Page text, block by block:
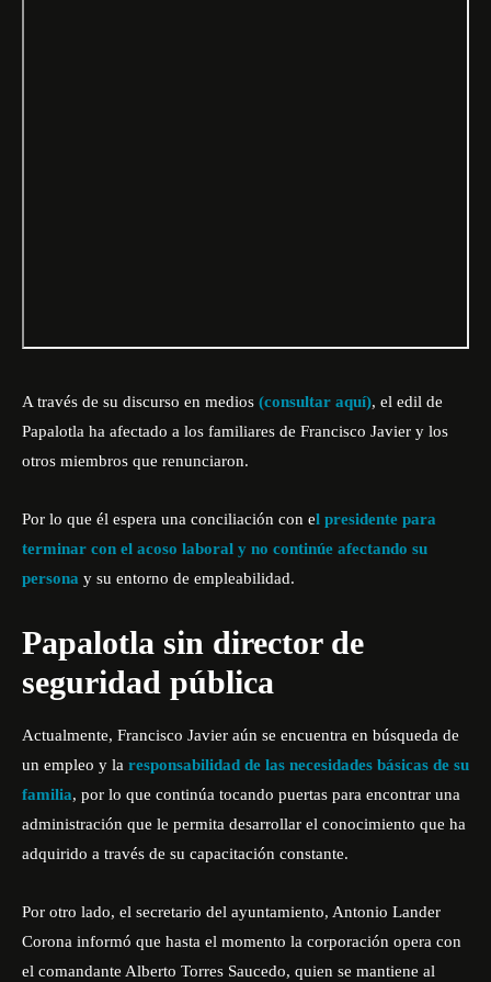
A través de su discurso en medios (consultar aquí), el edil de
Papalotla ha afectado a los familiares de Francisco Javier y los
otros miembros que renunciaron.
Por lo que él espera una conciliación con el presidente para
terminar con el acoso laboral y no continúe afectando su
persona y su entorno de empleabilidad.
Papalotla sin director de
seguridad pública
Actualmente, Francisco Javier aún se encuentra en búsqueda de
un empleo y la responsabilidad de las necesidades básicas de su
familia, por lo que continúa tocando puertas para encontrar una
administración que le permita desarrollar el conocimiento que ha
adquirido a través de su capacitación constante.
Por otro lado, el secretario del ayuntamiento, Antonio Lander
Corona informó que hasta el momento la corporación opera con
el comandante Alberto Torres Saucedo, quien se mantiene al